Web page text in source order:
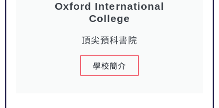
Oxford International
College
頂尖預科書院
學校簡介